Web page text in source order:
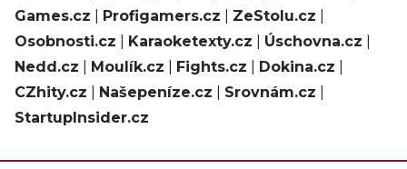
Games.cz
Profigamers.cz ZeStolu.cz
Osobnosti.cz
Karaoketexty.cz Úschovna.cz
Nedd.cz
Moulík.cz Fights.cz Dokina.cz
CZhity.cz
Našepeníze.cz Srovnám.cz
StartupInsider.cz